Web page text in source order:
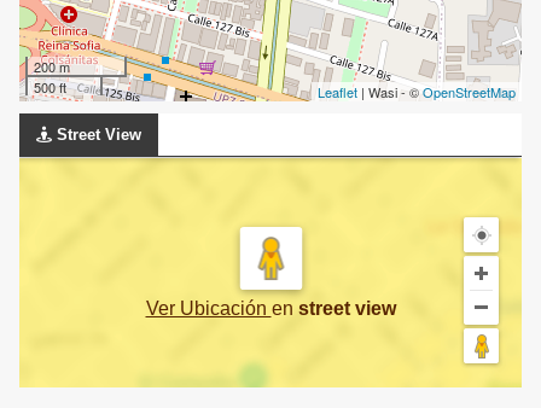
200 m
500 ft
Leaflet | Wasi - ©OpenStreetMap
Street View
Ver Ubicación en street view